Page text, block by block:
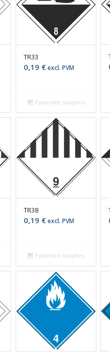
TR33
0,19 €excl. PVM
Pasirinkti savybes
TR38
0,19 €excl. PVM
Pasirinkti savybes